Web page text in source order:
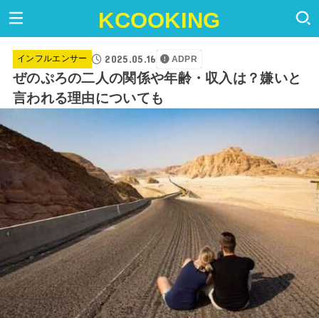
KCOOKING
インフルエンサー 2025.05.16 ADPR
ぜのぷろの二人の関係や年齢・収入は？嫌いと
言われる理由についても